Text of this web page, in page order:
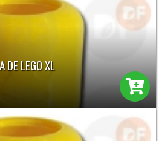
DE LEGO XL